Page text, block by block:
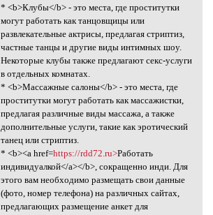
* <b>Клубы</b> - это места, где проститутки
могут работать как танцовщицы или
развлекательные актрисы, предлагая стриптиз,
частные танцы и другие виды интимных шоу.
Некоторые клубы также предлагают секс-услуги
в отдельных комнатах.
* <b>Массажные салоны</b> - это места, где
проститутки могут работать как массажистки,
предлагая различные виды массажа, а также
дополнительные услуги, такие как эротический
танец или стриптиз.
* <b><a href=https://rdd72.ru>Работать
индивидуалкой</a></b>, сокращенно инди. Для
этого вам необходимо размещать свои данные
(фото, номер телефона) на различных сайтах,
предлагающих размещение анкет для